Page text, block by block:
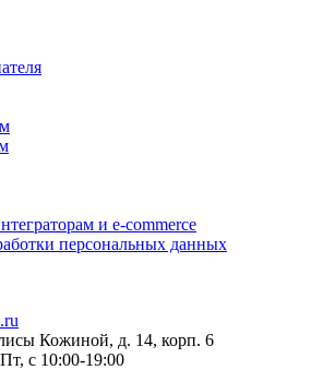
и e-commerce
персональных данных
Кожиной, д. 14, корп. 6
с 10:00-19:00